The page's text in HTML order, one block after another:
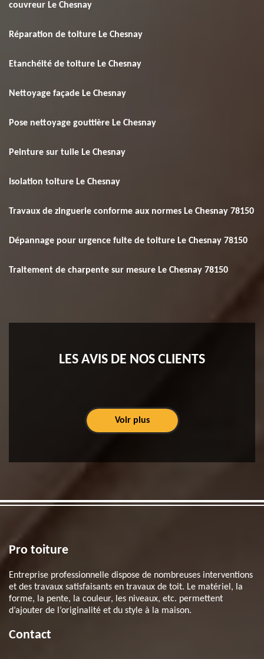
couvreur Le Chesnay
Réparation de toiture Le Chesnay
Etanchéité de toiture Le Chesnay
Nettoyage façade Le Chesnay
Pose nettoyage gouttière Le Chesnay
Peinture sur tuile Le Chesnay
Isolation toiture Le Chesnay
Travaux de zinguerie conforme aux normes Le Chesnay 78150
Dépannage pour urgence fuite de toiture Le Chesnay 78150
Traitement de charpente sur mesure Le Chesnay 78150
LES AVIS DE NOS CLIENTS
Voir plus
Pro toiture
Entreprise professionnelle dispose de nombreuses interventions
et des travaux satisfaisants en travaux de toit. Le matériel, la
forme, la pente, la couleur, les niveaux, etc. permettent
d’ajouter de l’originalité et du style à la maison.
Contact